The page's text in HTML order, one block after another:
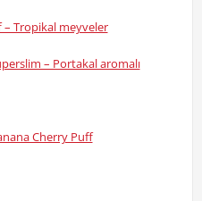
– Tropikal meyveler
– Portakal aromalı
Cherry Puff